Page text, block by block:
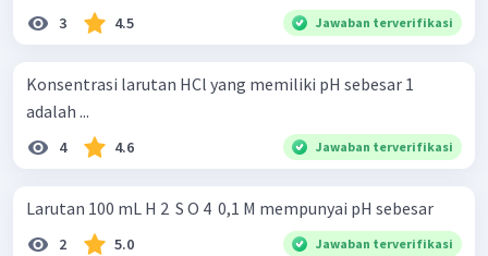
3 4.5 Jawaban terverifikasi
Konsentrasi larutan HCl yang memiliki pH sebesar 1
adalah ...
4 4.6 Jawaban terverifikasi
Larutan 100 mL H 2 ​ S O 4 ​ 0,1 M mempunyai pH sebesar
2 5.0 Jawaban terverifikasi